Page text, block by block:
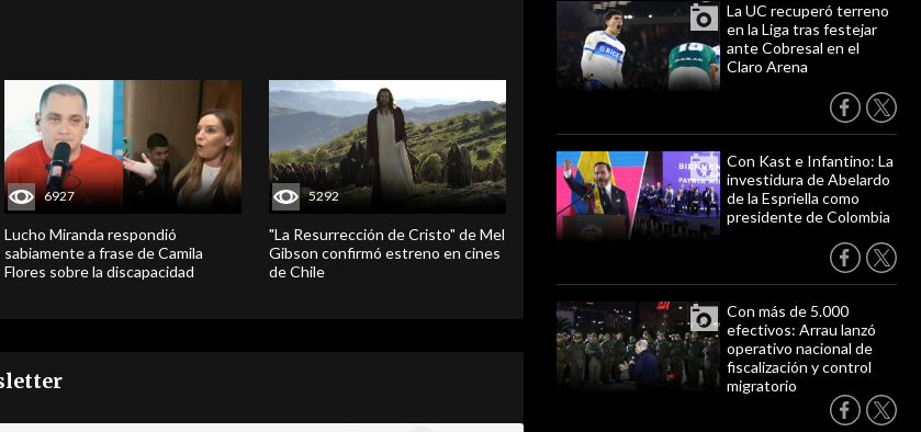
La UC recuperó terreno
en la Liga tras festejar
ante Cobresal en el
Claro Arena
Con Kast e Infantino: La
investidura de Abelardo
de la Espriella como
presidente de Colombia
Con más de 5.000
efectivos: Arrau lanzó
operativo nacional de
fiscalización y control
migratorio
6927
Lucho Miranda respondió
sabiamente a frase de Camila
Flores sobre la discapacidad
5292
"La Resurrección de Cristo" de Mel
Gibson confirmó estreno en cines
de Chile